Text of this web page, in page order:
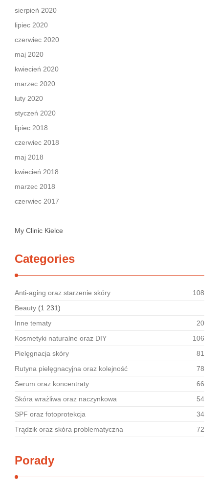
sierpień 2020
lipiec 2020
czerwiec 2020
maj 2020
kwiecień 2020
marzec 2020
luty 2020
styczeń 2020
lipiec 2018
czerwiec 2018
maj 2018
kwiecień 2018
marzec 2018
czerwiec 2017
My Clinic Kielce
Categories
Anti-aging oraz starzenie skóry
108
Beauty (1 231)
Inne tematy
20
Kosmetyki naturalne oraz DIY
106
Pielęgnacja skóry
81
Rutyna pielęgnacyjna oraz kolejność
78
Serum oraz koncentraty
66
Skóra wrażliwa oraz naczynkowa
54
SPF oraz fotoprotekcja
34
Trądzik oraz skóra problematyczna
72
Porady